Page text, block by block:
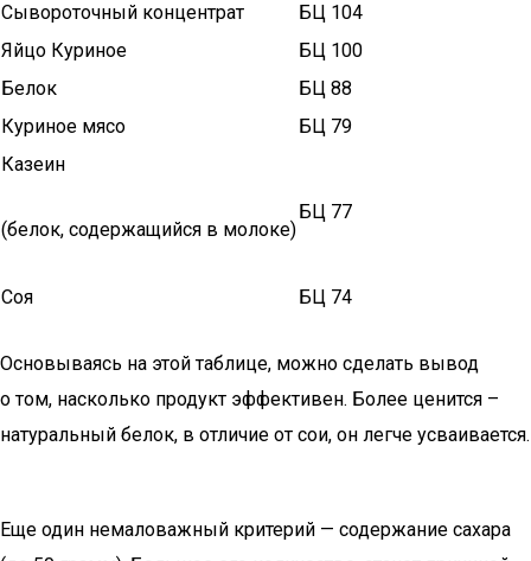
Сывороточный концентрат
БЦ 104
Яйцо Куриное
БЦ 100
Белок
БЦ 88
Куриное мясо
БЦ 79
Казеин
(белок, содержащийся в молоке)
БЦ 77
Соя БЦ 74
Основываясь на этой таблице, можно сделать вывод
о том, насколько продукт эффективен. Более ценится –
натуральный белок, в отличие от сои, он легче усваивается.
Еще один немаловажный критерий — содержание сахара